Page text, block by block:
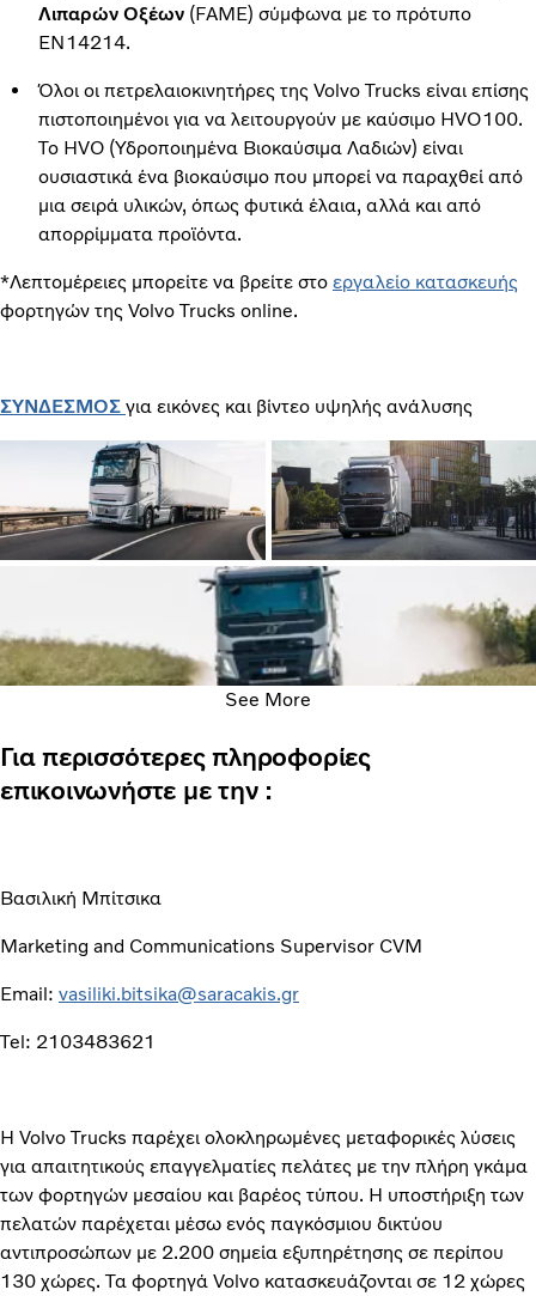
Λιπαρών Οξέων (FAME) σύμφωνα με το πρότυπο
EN14214.
Όλοι οι πετρελαιοκινητήρες της Volvo Trucks είναι επίσης
πιστοποιημένοι για να λειτουργούν με καύσιμο HVO100.
Το HVO (Υδροποιημένα Βιοκαύσιμα Λαδιών) είναι
ουσιαστικά ένα βιοκαύσιμο που μπορεί να παραχθεί από
μια σειρά υλικών, όπως φυτικά έλαια, αλλά και από
απορρίμματα προϊόντα.
*Λεπτομέρειες μπορείτε να βρείτε στο εργαλείο κατασκευής
φορτηγών της Volvo Trucks online.
ΣΥΝΔΕΣΜΟΣ για εικόνες και βίντεο υψηλής ανάλυσης
See More
Για περισσότερες πληροφορίες
επικοινωνήστε με την :
Βασιλική Μπίτσικα
Marketing and Communications Supervisor CVM
Email: vasiliki.bitsika@saracakis.gr
Tel: 2103483621
Η Volvo Trucks παρέχει ολοκληρωμένες μεταφορικές λύσεις
για απαιτητικούς επαγγελματίες πελάτες με την πλήρη γκάμα
των φορτηγών μεσαίου και βαρέος τύπου. Η υποστήριξη των
πελατών παρέχεται μέσω ενός παγκόσμιου δικτύου
αντιπροσώπων με 2.200 σημεία εξυπηρέτησης σε περίπου
130 χώρες. Τα φορτηγά Volvo κατασκευάζονται σε 12 χώρες